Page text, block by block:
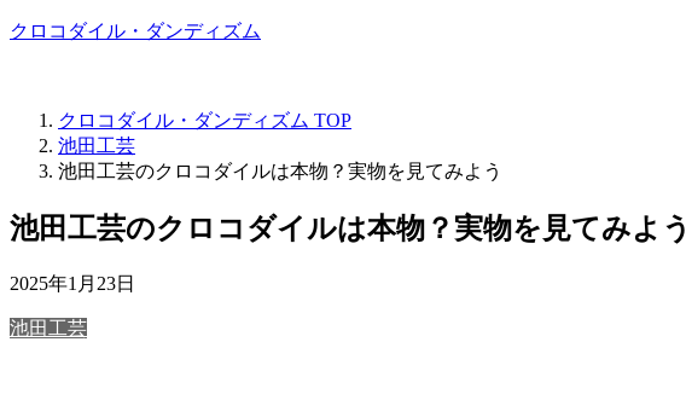
クロコダイル・ダンディズム
クロコダイル・ダンディズム TOP
池田工芸
池田工芸のクロコダイルは本物？実物を見てみよう
池田工芸のクロコダイルは本物？実物を見てみよう
2025年1月23日
池田工芸